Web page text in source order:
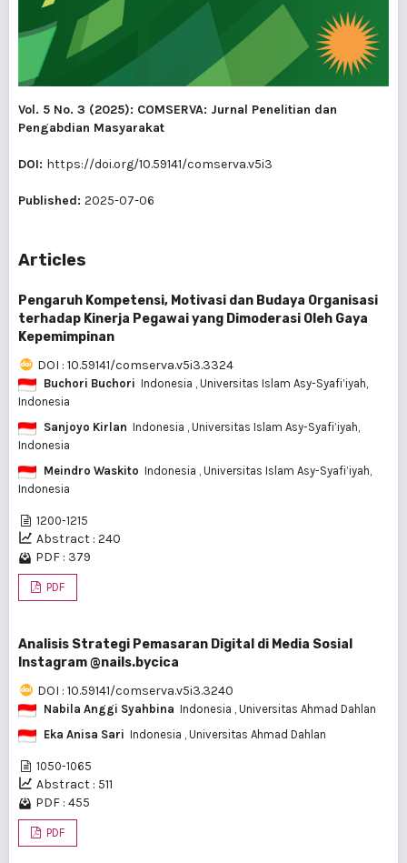
Vol. 5 No. 3 (2025): COMSERVA: Jurnal Penelitian dan
Pengabdian Masyarakat
DOI: https://doi.org/10.59141/comserva.v5i3
Published: 2025-07-06
Articles
Pengaruh Kompetensi, Motivasi dan Budaya Organisasi
terhadap Kinerja Pegawai yang Dimoderasi Oleh Gaya
Kepemimpinan
DOI : 10.59141/comserva.v5i3.3324
Buchori Buchori Indonesia , Universitas Islam Asy-Syafi’iyah,
Indonesia
Sanjoyo Kirlan Indonesia , Universitas Islam Asy-Syafi’iyah,
Indonesia
Meindro Waskito Indonesia , Universitas Islam Asy-Syafi’iyah,
Indonesia
1200-1215
Abstract : 240
PDF : 379
PDF
Analisis Strategi Pemasaran Digital di Media Sosial
Instagram @nails.bycica
DOI : 10.59141/comserva.v5i3.3240
Nabila Anggi Syahbina Indonesia , Universitas Ahmad Dahlan
Eka Anisa Sari Indonesia , Universitas Ahmad Dahlan
1050-1065
Abstract : 511
PDF : 455
PDF